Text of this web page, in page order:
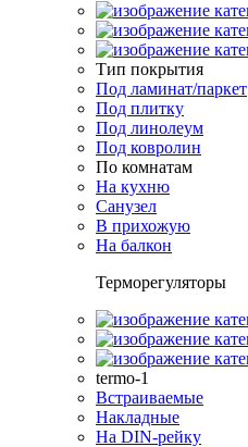
Тип покрытия
Под ламинат/паркет
Под плитку
Под линолеум
Под ковролин
По комнатам
На кухню
Санузел
В прихожую
На балкон
Терморегуляторы
termo-1
Встраиваемые
Накладные
На DIN-рейку